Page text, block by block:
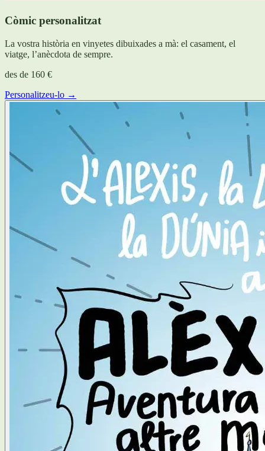
Còmic personalitzat
La vostra història en vinyetes dibuixades a mà: el casament, el
viatge, l’anècdota de sempre.
des de 160 €
Personalitzeu-lo →